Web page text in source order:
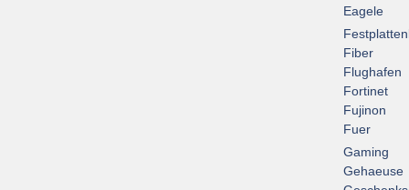
Eagele
Fiber
Flughafen
Fortinet
Fujinon
Fuer
Gaming
Gehaeuse